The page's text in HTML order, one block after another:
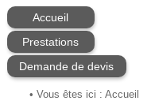
Accueil
Prestations
Demande de devis
• Vous êtes ici : Accueil